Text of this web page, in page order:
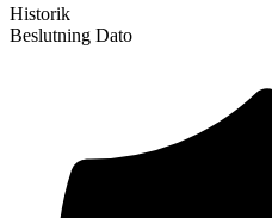
Historik
Beslutning Dato